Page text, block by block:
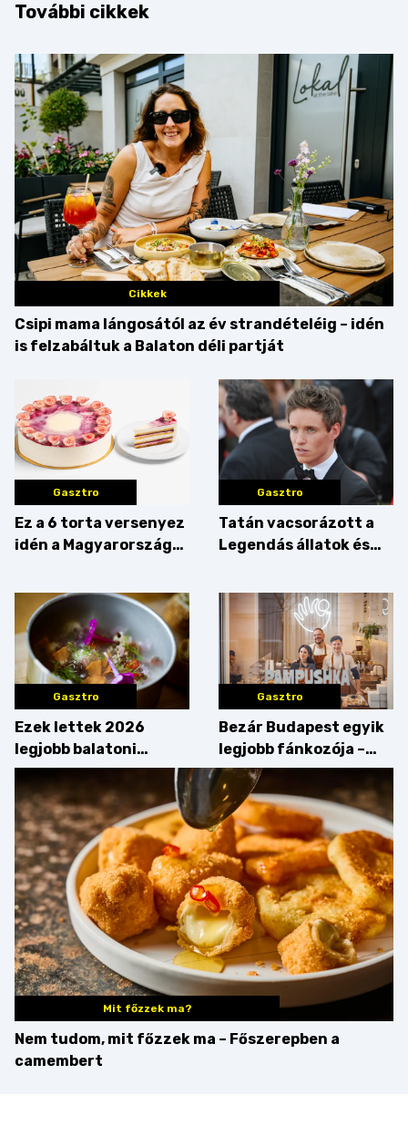
További cikkek
Cikkek
Csipi mama lángosától az év strandételéig – idén
is felzabáltuk a Balaton déli partját
Gasztro
Ez a 6 torta versenyez
idén a Magyarország
Gasztro
Tatán vacsorázott a
Legendás állatok és
Gasztro
Ezek lettek 2026
legjobb balatoni
strandételei –
végigkóstoltuk a
győzteseket
Gasztro
Bezár Budapest egyik
legjobb fánkozója –
búcsúzik a Pampushka
Mit főzzek ma?
Nem tudom, mit főzzek ma – Főszerepben a
camembert